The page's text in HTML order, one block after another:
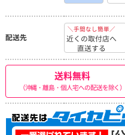
配送先
＼手間なし簡単／
近くの取付店へ
直送する
送料無料
（沖縄・離島・個人宅への配送を除く）